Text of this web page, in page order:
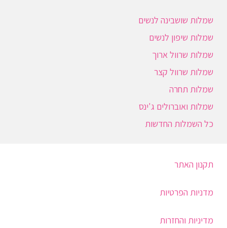
שמלות שושבינה לנשים
שמלות שיפון לנשים
שמלות שרוול ארוך
שמלות שרוול קצר
שמלות תחרה
שמלות ואוברולים ג'ינס
כל השמלות החדשות
תקנון האתר
מדניות הפרטיות
מדיניות והחזרות